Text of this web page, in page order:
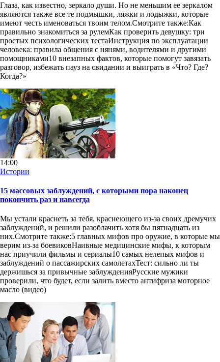
Глаза, как известно, зеркало души. Но не меньшим ее зеркалом
являются также все те подмышки, ляжки и лодыжки, которые
имеют честь именоваться твоим телом.Смотрите также:Как
правильно знакомиться за рулемКак проверить девушку: три
простых психологических тестаИнструкция по эксплуатации
человека: правила общения с нянями, водителями и другими
помощниками10 внезапных фактов, которые помогут завязать
разговор, избежать пауз на свидании и выиграть в «Что? Где?
Когда?»
14:00
Истории
15 массовых заблуждений, с которыми пора наконец
покончить раз и навсегда
Мы устали краснеть за тебя, краснеющего из-за своих дремучих
заблуждений, и решили разоблачить хотя бы пятнадцать из
них.Смотрите также:5 главных мифов про оружие, в которые мы
верим из-за боевиковНаивные медицинские мифы, к которым
нас приучили фильмы и сериалы10 самых нелепых мифов и
заблуждений о пассажирских самолетахТест: сильно ли ты
держишься за привычные заблужденияРусские мужики
проверили, что будет, если залить вместо антифриза моторное
масло (видео)